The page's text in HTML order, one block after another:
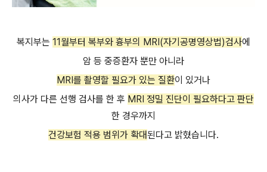
복지부는 11월부터 복부와 흉부의 MRI(자기공명영상법)검사에
암 등 중증환자 뿐만 아니라
MRI를 촬영할 필요가 있는 질환이 있거나
의사가 다른 선행 검사를 한 후 MRI 정밀 진단이 필요하다고 판단
한 경우까지
건강보험 적용 범위가 확대된다고 밝혔습니다.